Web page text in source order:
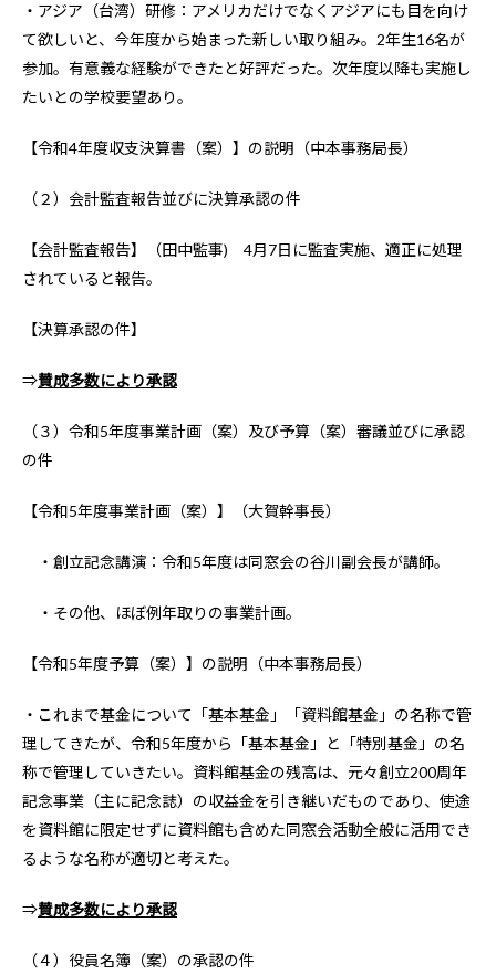
・アジア（台湾）研修：アメリカだけでなくアジアにも目を向け
て欲しいと、今年度から始まった新しい取り組み。2年生16名が
参加。有意義な経験ができたと好評だった。次年度以降も実施し
たいとの学校要望あり。
【令和4年度収支決算書（案）】の説明（中本事務局長）
（２）会計監査報告並びに決算承認の件
【会計監査報告】（田中監事) 4月7日に監査実施、適正に処理
されていると報告。
【決算承認の件】
⇒賛成多数により承認
（３）令和5年度事業計画（案）及び予算（案）審議並びに承認
の件
【令和5年度事業計画（案）】（大賀幹事長）
・創立記念講演：令和5年度は同窓会の谷川副会長が講師。
・その他、ほぼ例年取りの事業計画。
【令和5年度予算（案）】の説明（中本事務局長）
・これまで基金について「基本基金」「資料館基金」の名称で管
理してきたが、令和5年度から「基本基金」と「特別基金」の名
称で管理していきたい。資料館基金の残高は、元々創立200周年
記念事業（主に記念誌）の収益金を引き継いだものであり、使途
を資料館に限定せずに資料館も含めた同窓会活動全般に活用でき
るような名称が適切と考えた。
⇒賛成多数により承認
（４）役員名簿（案）の承認の件